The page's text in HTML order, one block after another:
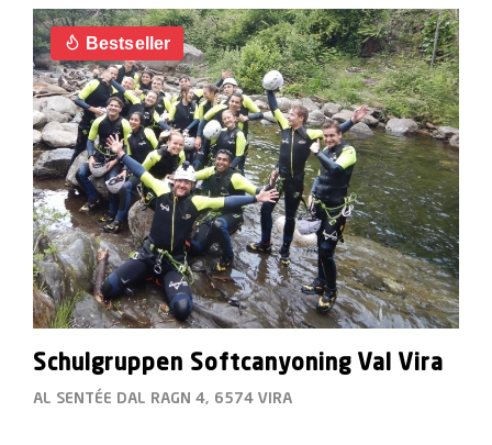
Bestseller
Schulgruppen Softcanyoning Val Vira
AL SENTÉE DAL RAGN 4, 6574 VIRA